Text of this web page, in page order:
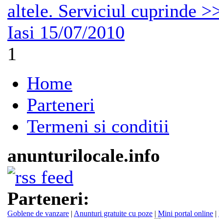
altele. Serviciul cuprinde
Iasi 15/07/2010
1
Home
Parteneri
Termeni si conditii
anunturilocale.info
Parteneri:
Goblene de vanzare | Anunturi gratuite cu poze | Mini portal online |